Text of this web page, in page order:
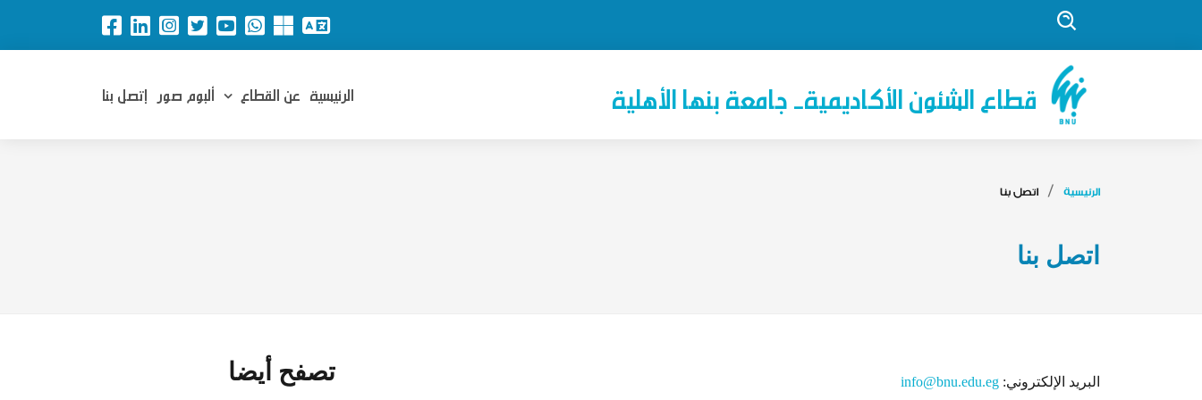
قطاع الشئون الأكاديمية- جامعة بنها الأهلية الرئيسية عن القطاع ألبوم صور إتصل بنا
الرئيسية اتصل بنا
اتصل بنا
البريد الإلكتروني: info@bnu.edu.eg تصفح أيضا